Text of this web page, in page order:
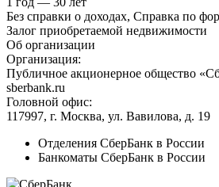
Без справки о доходах, Справка по
Залог приобретаемой недвижимости
Об организации
Организация:
Публичное акционерное общество
sberbank.ru
Головной офис:
117997, г. Москва, ул. Вавилова, д. 19
Отделения СберБанк в России
Банкоматы СберБанк в России